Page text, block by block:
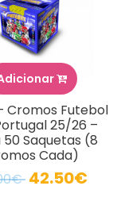
Cromos Futebol
25/26 –
50 Saquetas (8
Cada)
42.50€